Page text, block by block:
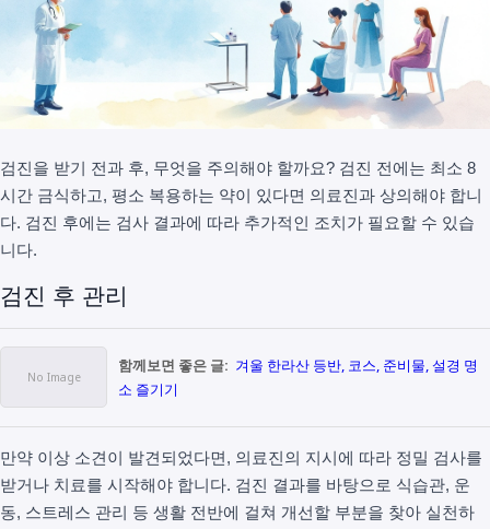
검진을 받기 전과 후, 무엇을 주의해야 할까요? 검진 전에는 최소 8
시간 금식하고, 평소 복용하는 약이 있다면 의료진과 상의해야 합니
다. 검진 후에는 검사 결과에 따라 추가적인 조치가 필요할 수 있습
니다.
검진 후 관리
함께보면 좋은 글: 겨울 한라산 등반, 코스, 준비물, 설경 명
소 즐기기
만약 이상 소견이 발견되었다면, 의료진의 지시에 따라 정밀 검사를
받거나 치료를 시작해야 합니다. 검진 결과를 바탕으로 식습관, 운
동, 스트레스 관리 등 생활 전반에 걸쳐 개선할 부분을 찾아 실천하